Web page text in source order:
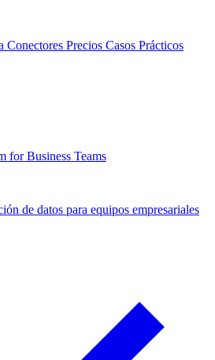
Conectores Precios Casos Prácticos
for Business Teams
de datos para equipos empresariales